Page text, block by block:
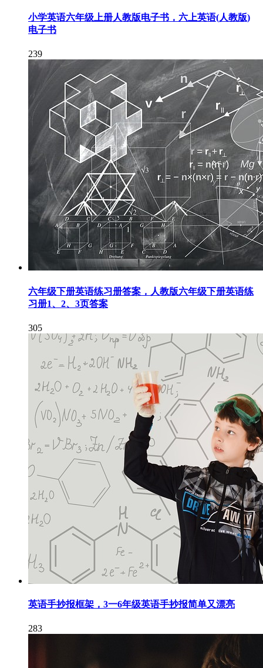
小学英语六年级上册人教版电子书，六上英语(人教版)
电子书
239
六年级下册英语练习册答案，人教版六年级下册英语练
习册1、2、3页答案
305
英语手抄报框架，3一6年级英语手抄报简单又漂亮
283